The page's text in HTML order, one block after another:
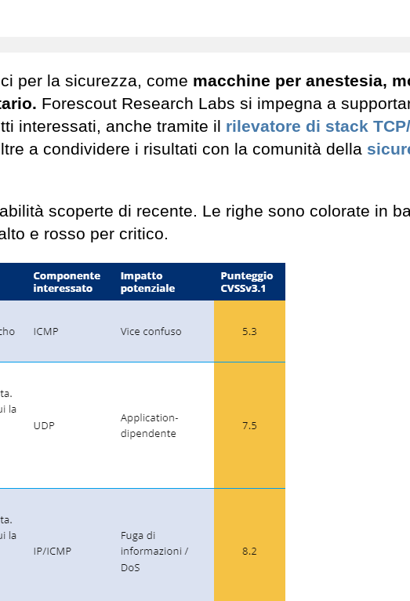
per la sicurezza, come macchine per anestesia,
Forescout Research Labs si impegna a
interessati, anche tramite il rilevatore di stack
a condividere i risultati con la comunità della
scoperte di recente. Le righe sono colorate in
e rosso per critico.